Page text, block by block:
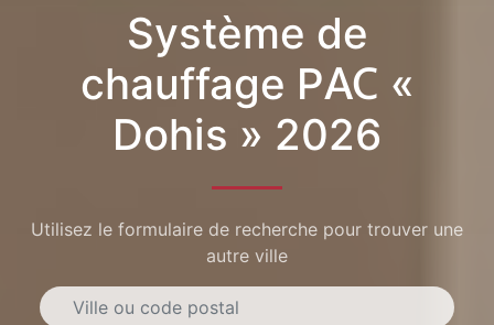
Système de
chauffage PAC «
Dohis » 2026
Utilisez le formulaire de recherche pour trouver une
autre ville